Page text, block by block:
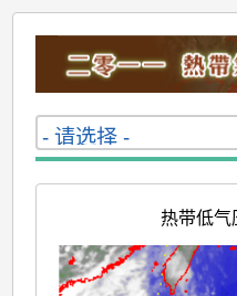
热带低气